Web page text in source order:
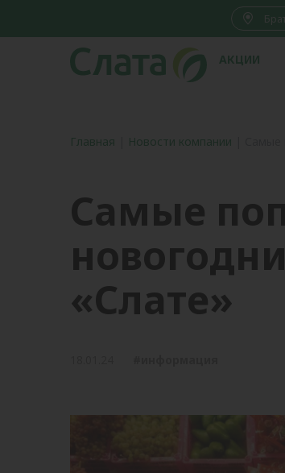
АКЦИИ
Главная Новости компании
Самые
«Слате»